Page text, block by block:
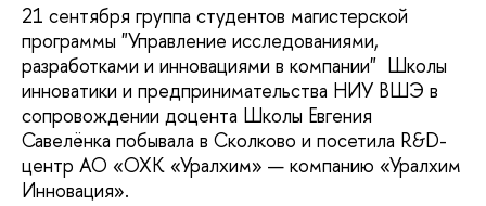
21 сентября группа студентов магистерской
программы "Управление исследованиями,
разработками и инновациями в компании" Школы
инноватики и предпринимательства НИУ ВШЭ в
сопровождении доцента Школы Евгения
Савелёнка побывала в Сколково и посетила R&D-
центр АО «ОХК «Уралхим» — компанию «Уралхим
Инновация».